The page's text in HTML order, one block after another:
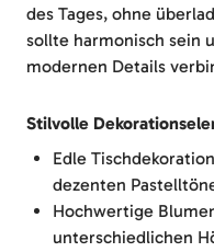
des Tages, ohne
sollte harmonisch sein
modernen Details
Stilvolle
Edle
dezenten
Hochwertige
unterschiedlichen